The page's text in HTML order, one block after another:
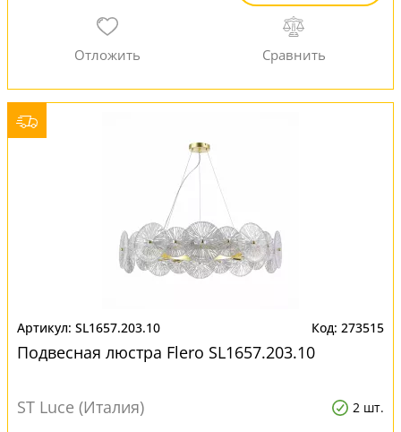
SL1657.203.10 273515
Подвесная люстра Flero SL1657.203.10
ST Luce (Италия) 2 шт.